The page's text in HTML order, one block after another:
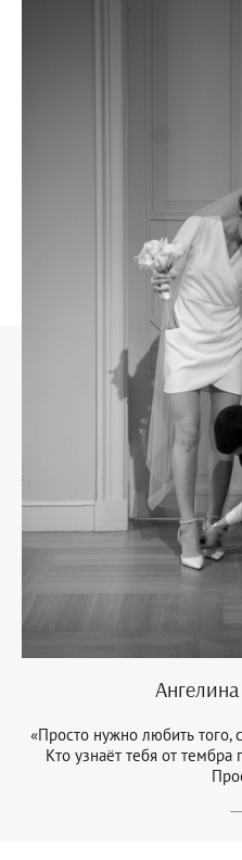
«Просто нужно любить того,
Кто узнаёт тебя от